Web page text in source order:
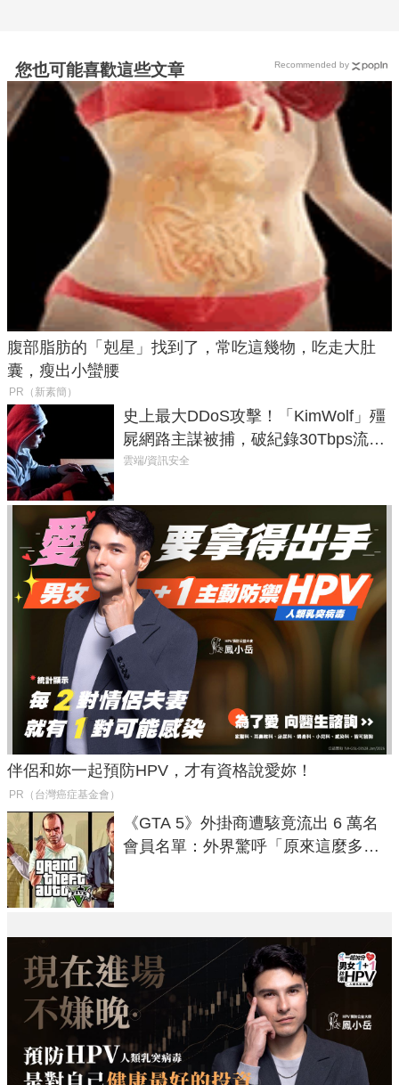
您也可能喜歡這些文章
腹部脂肪的「剋星」找到了，常吃這幾物，吃走大肚
囊，瘦出小蠻腰
PR（新素簡）
史上最大DDoS攻擊！「KimWolf」殭
屍網路主謀被捕，破紀錄30Tbps流量
癱瘓全球！
雲端/資訊安全
伴侶和妳一起預防HPV，才有資格說愛妳！
PR（台灣癌症基金會）
《GTA 5》外掛商遭駭竟流出 6 萬名
會員名單：外界驚呼「原來這麼多人
Recommended by